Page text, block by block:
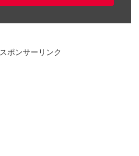
スポンサーリンク